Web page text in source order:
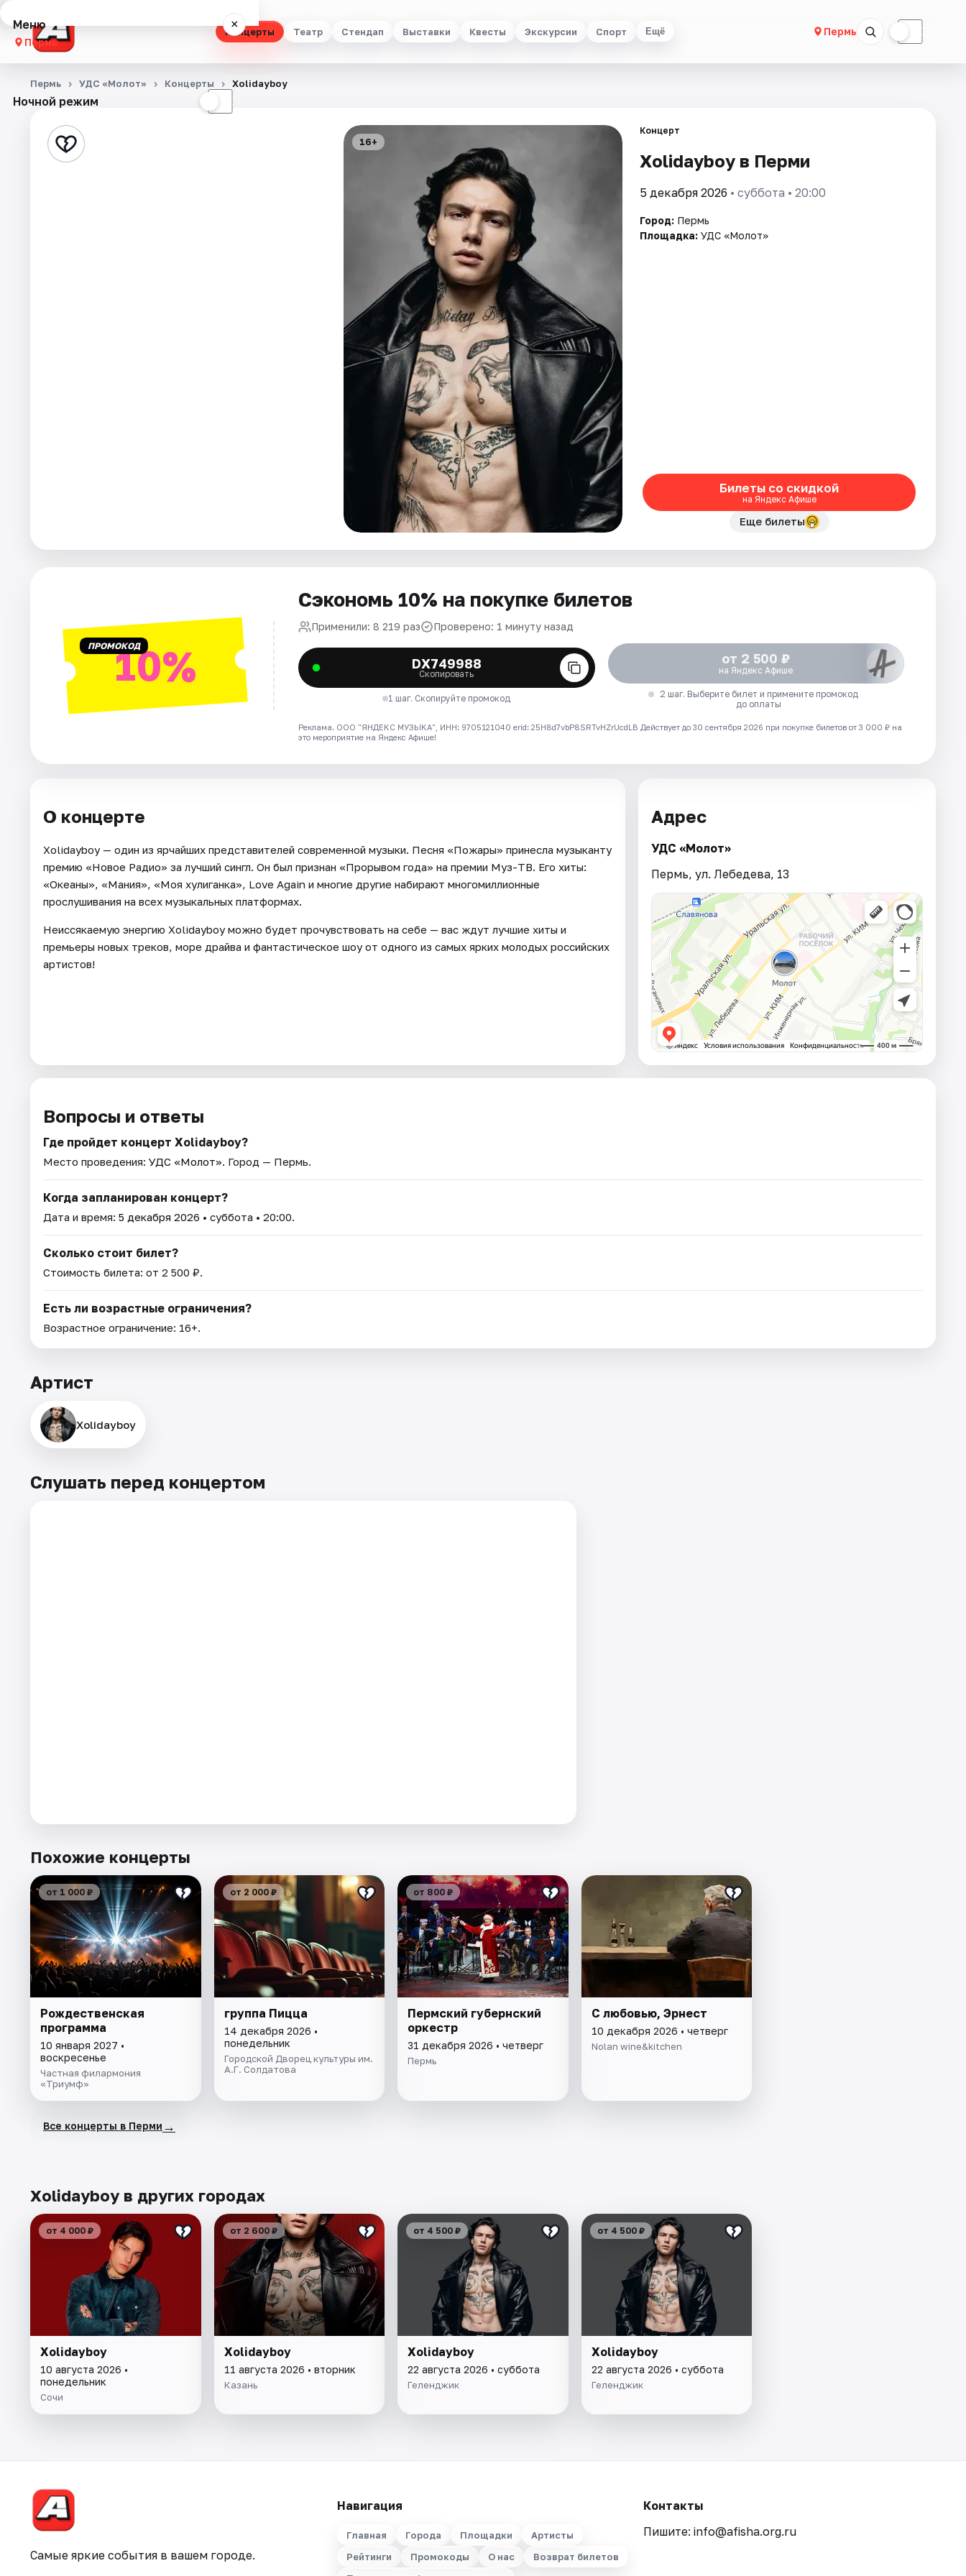
Концерты Театр Стендап Выставки Квесты Экскурсии Спорт Ещё Пермь ☾
Меню ×
Пермь
Концерты
Стендап
Ночной режим ☾
Пермь УДС «Молот» Концерты Xolidayboy
16+
Концерт
Xolidayboy в Перми
5 декабря 2026 • суббота • 20:00
Город: Пермь
Площадка: УДС «Молот»
Билеты со скидкой
на Яндекс Афише
Еще билеты
ПРОМОКОД10%
Сэкономь 10% на покупке билетов
Применили: 8 219 раз Проверено: 1 минуту назад
DX749988
Скопировать
1 шаг. Скопируйте промокод
от 2 500 ₽
на Яндекс Афише
2 шаг. Выберите билет и примените промокод
до оплаты
Реклама. ООО "ЯНДЕКС МУЗЫКА", ИНН: 9705121040 erid: 25H8d7vbP8SRTvHZrUcdLB Действует до 30 сентября 2026 при покупке билетов от 3 000 ₽ на
это мероприятие на Яндекс Афише!
О концерте
Xolidayboy — один из ярчайших представителей современной музыки. Песня «Пожары» принесла музыканту
премию «Новое Радио» за лучший сингл. Он был признан «Прорывом года» на премии Муз-ТВ. Его хиты:
«Океаны», «Мания», «Моя хулиганка», Love Again и многие другие набирают многомиллионные
прослушивания на всех музыкальных платформах.
Неиссякаемую энергию Xolidayboy можно будет прочувствовать на себе — вас ждут лучшие хиты и
премьеры новых треков, море драйва и фантастическое шоу от одного из самых ярких молодых российских
артистов!
Адрес
УДС «Молот»
Пермь, ул. Лебедева, 13
Вопросы и ответы
Где пройдет концерт Xolidayboy?
Место проведения: УДС «Молот». Город — Пермь.
Когда запланирован концерт?
Дата и время: 5 декабря 2026 • суббота • 20:00.
Сколько стоит билет?
Стоимость билета: от 2 500 ₽.
Есть ли возрастные ограничения?
Возрастное ограничение: 16+.
Артист
Xolidayboy
Слушать перед концертом
Похожие концерты
от 1 000 ₽
Рождественская
программа
10 января 2027 •
воскресенье
Частная филармония
«Триумф»
от 2 000 ₽
группа Пицца
14 декабря 2026 •
понедельник
Городской Дворец культуры им.
А.Г. Солдатова
от 800 ₽
Пермский губернский
оркестр
31 декабря 2026 • четверг
Пермь
С любовью, Эрнест
10 декабря 2026 • четверг
Nolan wine&kitchen
Все концерты в Перми →
Xolidayboy в других городах
от 4 000 ₽
Xolidayboy
10 августа 2026 •
понедельник
Сочи
от 2 600 ₽
Xolidayboy
11 августа 2026 • вторник
Казань
от 4 500 ₽
Xolidayboy
22 августа 2026 • суббота
Геленджик
от 4 500 ₽
Xolidayboy
22 августа 2026 • суббота
Геленджик
Самые яркие события в вашем городе.
Навигация
Главная Города Площадки
Артисты
Рейтинги
Промокоды О нас
Возврат билетов
Контакты
Пишите: info@afisha.org.ru